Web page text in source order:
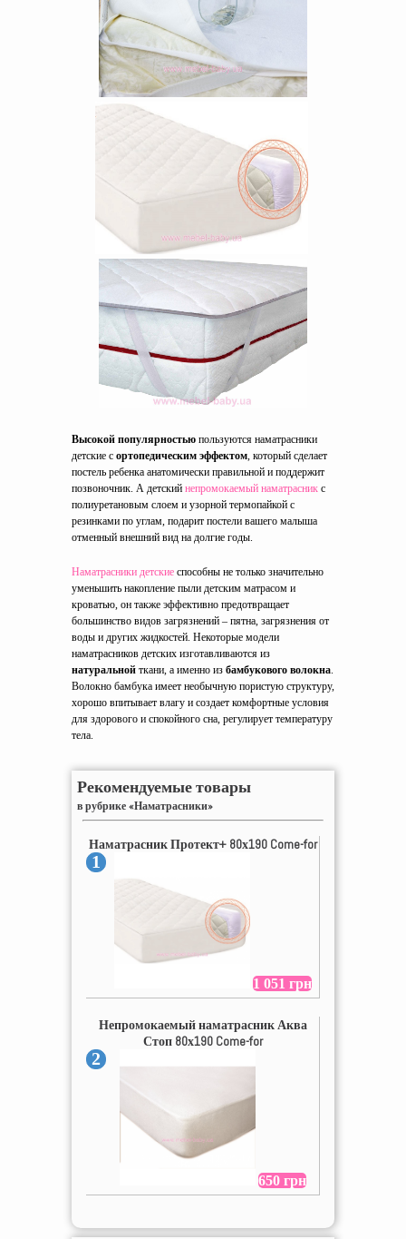
Высокой популярностью пользуются наматрасники
детские с ортопедическим эффектом, который сделает
постель ребенка анатомически правильной и поддержит
позвоночник. А детский непромокаемый наматрасник с
полиуретановым слоем и узорной термопайкой с
резинками по углам, подарит постели вашего малыша
отменный внешний вид на долгие годы.
Наматрасники детские способны не только значительно
уменьшить накопление пыли детским матрасом и
кроватью, он также эффективно предотвращает
большинство видов загрязнений – пятна, загрязнения от
воды и других жидкостей. Некоторые модели
наматрасников детских изготавливаются из
натуральной ткани, а именно из бамбукового волокна.
Волокно бамбука имеет необычную пористую структуру,
хорошо впитывает влагу и создает комфортные условия
для здорового и спокойного сна, регулирует температуру
тела.
Рекомендуемые товары
в рубрике «Наматрасники»
Наматрасник Протект+ 80х190 Come-for
1
1 051 грн
Непромокаемый наматрасник Аква
Стоп 80х190 Come-for
2
650 грн